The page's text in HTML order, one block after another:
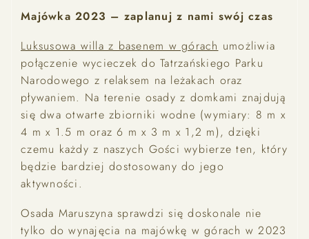
Majówka 2023 – zaplanuj z nami swój czas
Luksusowa willa z basenem w górach umożliwia
połączenie wycieczek do Tatrzańskiego Parku
Narodowego z relaksem na leżakach oraz
pływaniem. Na terenie osady z domkami znajdują
się dwa otwarte zbiorniki wodne (wymiary: 8 m x
4 m x 1.5 m oraz 6 m x 3 m x 1,2 m), dzięki
czemu każdy z naszych Gości wybierze ten, który
będzie bardziej dostosowany do jego
aktywności.
Osada Maruszyna sprawdzi się doskonale nie
tylko do wynajęcia na majówkę w górach w 2023